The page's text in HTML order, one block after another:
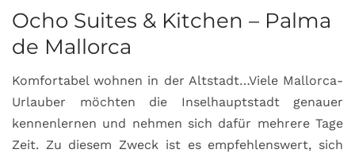
Ocho Suites & Kitchen – Palma
de Mallorca
Komfortabel wohnen in der Altstadt…Viele Mallorca-
Urlauber möchten die Inselhauptstadt genauer
kennenlernen und nehmen sich dafür mehrere Tage
Zeit. Zu diesem Zweck ist es empfehlenswert, sich